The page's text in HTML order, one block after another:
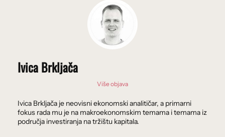
Ivica Brkljača
Više objava
Ivica Brkljača je neovisni ekonomski analitičar, a primarni
fokus rada mu je na makroekonomskim temama i temama iz
područja investiranja na tržištu kapitala.